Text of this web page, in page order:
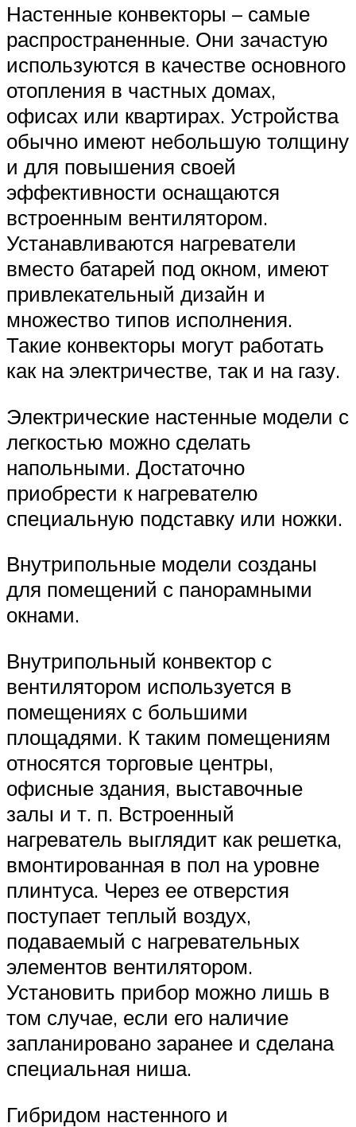
Настенные конвекторы – самые
распространенные. Они зачастую
используются в качестве основного
отопления в частных домах,
офисах или квартирах. Устройства
обычно имеют небольшую толщину
и для повышения своей
эффективности оснащаются
встроенным вентилятором.
Устанавливаются нагреватели
вместо батарей под окном, имеют
привлекательный дизайн и
множество типов исполнения.
Такие конвекторы могут работать
как на электричестве, так и на газу.
Электрические настенные модели с
легкостью можно сделать
напольными. Достаточно
приобрести к нагревателю
специальную подставку или ножки.
Внутрипольные модели созданы
для помещений с панорамными
окнами.
Внутрипольный конвектор с
вентилятором используется в
помещениях с большими
площадями. К таким помещениям
относятся торговые центры,
офисные здания, выставочные
залы и т. п. Встроенный
нагреватель выглядит как решетка,
вмонтированная в пол на уровне
плинтуса. Через ее отверстия
поступает теплый воздух,
подаваемый с нагревательных
элементов вентилятором.
Установить прибор можно лишь в
том случае, если его наличие
запланировано заранее и сделана
специальная ниша.
Гибридом настенного и